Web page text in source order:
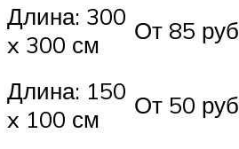
Длина: 300
x 300 см
От 85
Длина: 150
x 100 см
От 50